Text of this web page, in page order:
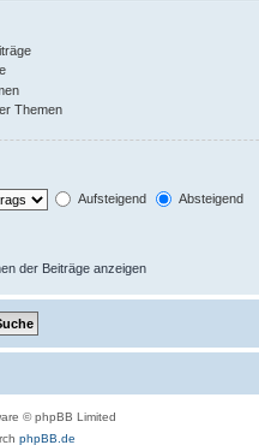
Themen
Aufsteigend Absteigend
der Beiträge anzeigen
© phpBB Limited
phpBB.de